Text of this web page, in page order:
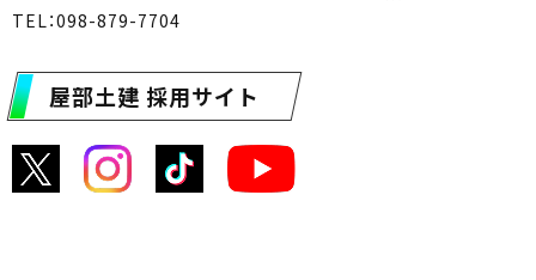
TEL：098-879-7704
屋部土建 採用サイト